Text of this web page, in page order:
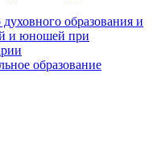
образования и
и юношей при
образование